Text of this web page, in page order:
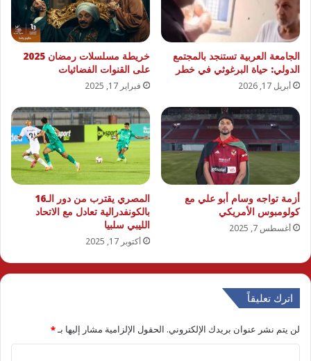
الجامعة العربية تستنجد بالمجتمع
الدولي: حياة البرغوثي في خطر
أبريل 17, 2026
خريطة مسلسلات رمضان 2025
على القنوات الفضائيات
فبراير 17, 2025
أزمة تواجه وسام أبو علي مع
كولومبوس الأمريكي
أغسطس 7, 2025
المصري يقترب من دور الـ16
بالكونفدرالية تعادل مع الاتحاد
الليبي سلبيا
أكتوبر 17, 2025
اترك تعليقاً
لن يتم نشر عنوان بريدك الإلكتروني. الحقول الإلزامية مشار إليها بـ*